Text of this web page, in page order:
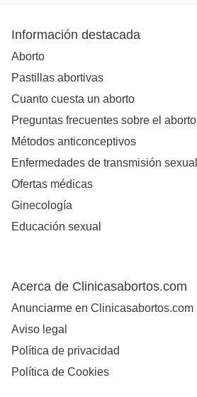
Información destacada
Aborto
Pastillas abortivas
Cuanto cuesta un aborto
Preguntas frecuentes sobre el aborto
Métodos anticonceptivos
Enfermedades de transmisión sexual
Ofertas médicas
Ginecología
Educación sexual
Acerca de Clinicasabortos.com
Anunciarme en Clinicasabortos.com
Aviso legal
Política de privacidad
Política de Cookies